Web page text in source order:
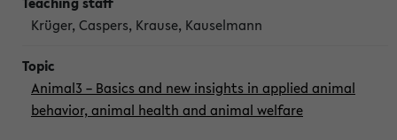
Krüger, Caspers, Krause, Kauselmann
Animal3 – Basics and new insights in applied animal
behavior, animal health and animal welfare